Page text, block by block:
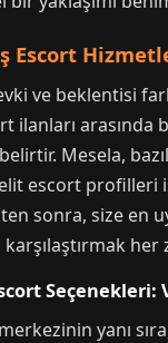
Escort
ve beklentisi
ilanları
Mesela,
escort profilleri
sonra, size en
Seçenekleri:
yanı